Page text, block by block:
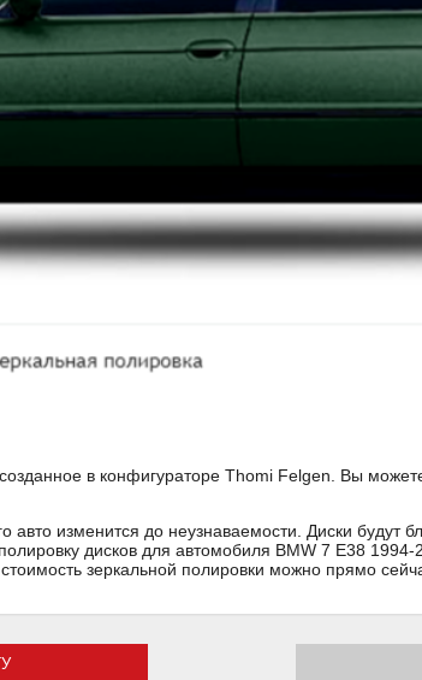
в конфигураторе Thomi Felgen. Вы
авто изменится до неузнаваемости. Диски
дисков для автомобиля BMW 7 E38
зеркальной полировки можно прямо